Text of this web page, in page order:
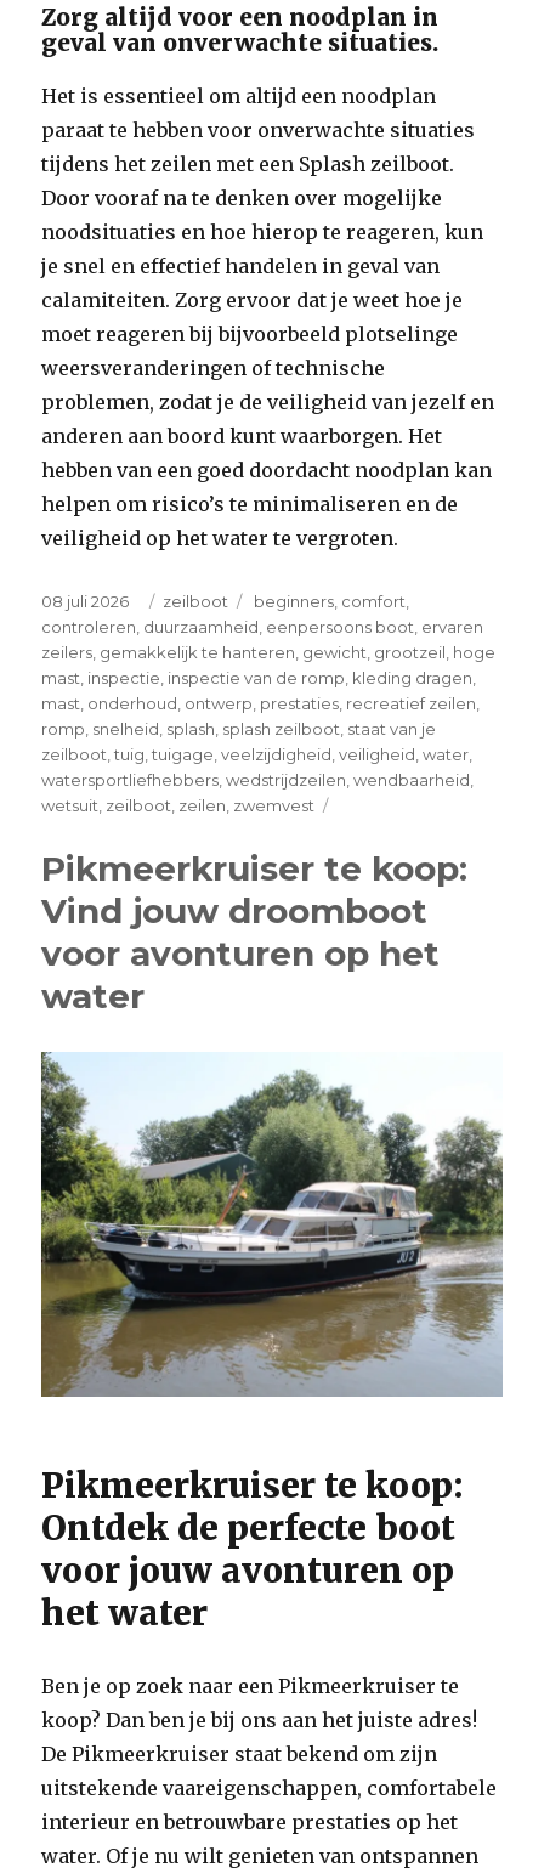
Zorg altijd voor een noodplan in
geval van onverwachte situaties.
Het is essentieel om altijd een noodplan
paraat te hebben voor onverwachte situaties
tijdens het zeilen met een Splash zeilboot.
Door vooraf na te denken over mogelijke
noodsituaties en hoe hierop te reageren, kun
je snel en effectief handelen in geval van
calamiteiten. Zorg ervoor dat je weet hoe je
moet reageren bij bijvoorbeeld plotselinge
weersveranderingen of technische
problemen, zodat je de veiligheid van jezelf en
anderen aan boord kunt waarborgen. Het
hebben van een goed doordacht noodplan kan
helpen om risico’s te minimaliseren en de
veiligheid op het water te vergroten.
Posted
on
08 juli 2026 Categories
zeilboot Tags
beginners comfort
controleren duurzaamheid eenpersoons boot ervaren
zeilers gemakkelijk te hanteren gewicht grootzeil hoge
mast inspectie inspectie van de romp kleding dragen
mast onderhoud ontwerp prestaties recreatief zeilen
romp snelheid splash splash zeilboot staat van je
zeilboot ,tuig ,tuigage ,veelzijdigheid ,veiligheid ,water
watersportliefhebbers ,wedstrijdzeilen ,wendbaarheid
wetsuit zeilboot zeilen zwemvest
Veelzijdigheid
van
Splash
Pikmeerkruiser te koop:
Vind jouw droomboot
voor avonturen op het
water
Pikmeerkruiser te koop:
Ontdek de perfecte boot
voor jouw avonturen op
het water
Ben je op zoek naar een Pikmeerkruiser te
koop? Dan ben je bij ons aan het juiste adres!
De Pikmeerkruiser staat bekend om zijn
uitstekende vaareigenschappen, comfortabele
interieur en betrouwbare prestaties op het
water. Of je nu wilt genieten van ontspannen